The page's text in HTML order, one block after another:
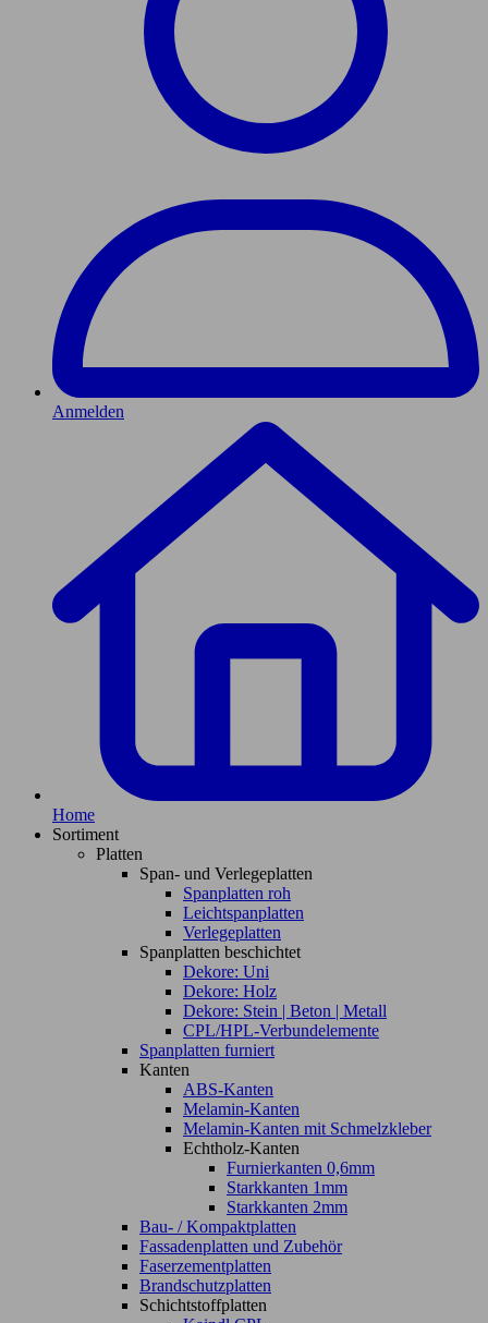
Anmelden
Home
Sortiment
Platten
Span- und Verlegeplatten
Spanplatten roh
Leichtspanplatten
Verlegeplatten
Spanplatten beschichtet
Dekore: Uni
Dekore: Holz
Dekore: Stein | Beton | Metall
CPL/HPL-Verbundelemente
Spanplatten furniert
Kanten
ABS-Kanten
Melamin-Kanten
Melamin-Kanten mit Schmelzkleber
Echtholz-Kanten
Furnierkanten 0,6mm
Starkkanten 1mm
Starkkanten 2mm
Bau- / Kompaktplatten
Fassadenplatten und Zubehör
Faserzementplatten
Brandschutzplatten
Schichtstoffplatten